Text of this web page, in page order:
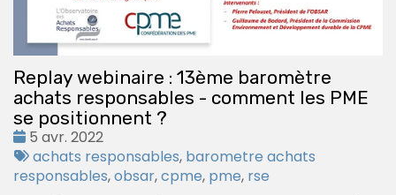
Replay webinaire : 13ème baromètre
achats responsables - comment les PME
se positionnent ?
Date
:
5 avr. 2022
Tags
:
achats responsables, barometre achats
responsables,obsar,cpme, pme, rse